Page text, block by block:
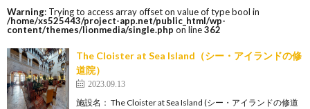
Warning: Trying to access array offset on value of type bool in
/home/xs525443/project-app.net/public_html/wp-
content/themes/lionmedia/single.php on line362
The Cloister at Sea Island（シー・アイランドの修
道院）
2023.09.13
施設名： The Cloister at Sea Island (シー・アイランドの修道